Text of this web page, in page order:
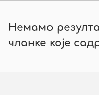
Немамо
чланке које